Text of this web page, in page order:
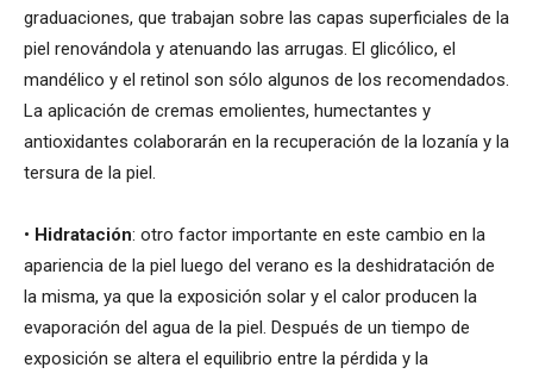
graduaciones, que trabajan sobre las capas superficiales de la
piel renovándola y atenuando las arrugas. El glicólico, el
mandélico y el retinol son sólo algunos de los recomendados.
La aplicación de cremas emolientes, humectantes y
antioxidantes colaborarán en la recuperación de la lozanía y la
tersura de la piel.
• Hidratación: otro factor importante en este cambio en la
apariencia de la piel luego del verano es la deshidratación de
la misma, ya que la exposición solar y el calor producen la
evaporación del agua de la piel. Después de un tiempo de
exposición se altera el equilibrio entre la pérdida y la